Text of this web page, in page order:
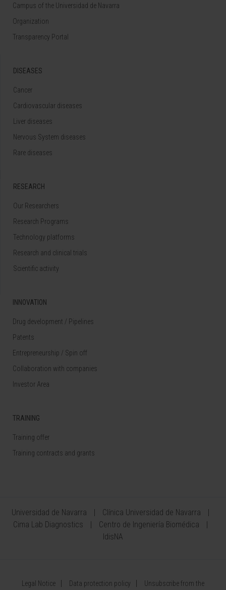
Campus of the Universidad de Navarra
Organization
Transparency Portal
DISEASES
Cancer
Cardiovascular diseases
Liver diseases
Nervous System diseases
Rare diseases
RESEARCH
Our Researchers
Research Programs
Technology platforms
Research and clinical trials
Scientific activity
INNOVATION
Drug development / Pipelines
Patents
Entrepreneurship / Spin off
Collaboration with companies
Investor Area
TRAINING
Training offer
Training contracts and grants
Universidad de Navarra
Clínica Universidad de Navarra
Cima Lab Diagnostics
Centro de Ingeniería Biomédica
IdisNA
Legal Notice Data protection policy Unsubscribe from the